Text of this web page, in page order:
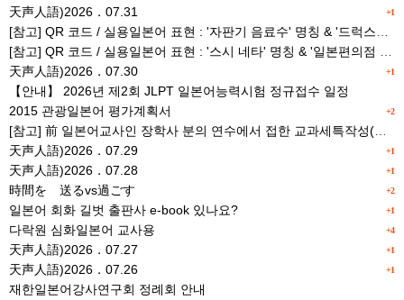
+1
天声人語)2026．07.31
+1
天声人語)2026．07.30
【안내】 2026년 제2회 JLPT 일본어능력시험 정규접수 일정
+2
2015 관광일본어 평가계획서
+1
天声人語)2026．07.29
+1
天声人語)2026．07.28
+2
時間を 送るvs過ごす
+1
일본어 회화 길벗 출판사 e-book 있나요?
+4
다락원 심화일본어 교사용
+1
天声人語)2026．07.27
+1
天声人語)2026．07.26
재한일본어강사연구회 정례회 안내